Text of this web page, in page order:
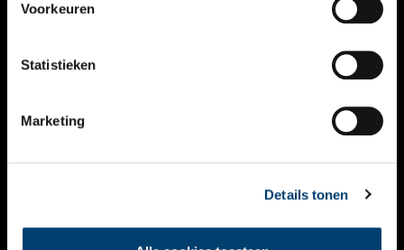
Voorkeuren
Statistieken
Marketing
Details tonen
KALENDER
THEMA’S
VIDEO’S
CONTACT